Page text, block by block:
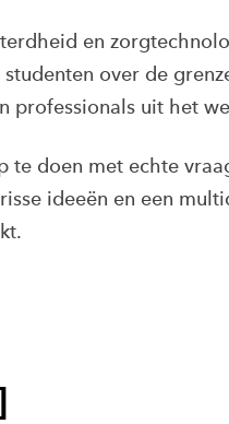
en
over de
professionals uit het
te doen met echte
ideeën en een